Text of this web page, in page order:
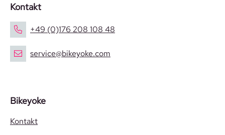
Kontakt
+49 (0)176 208 108 48
service@bikeyoke.com
Bikeyoke
Kontakt